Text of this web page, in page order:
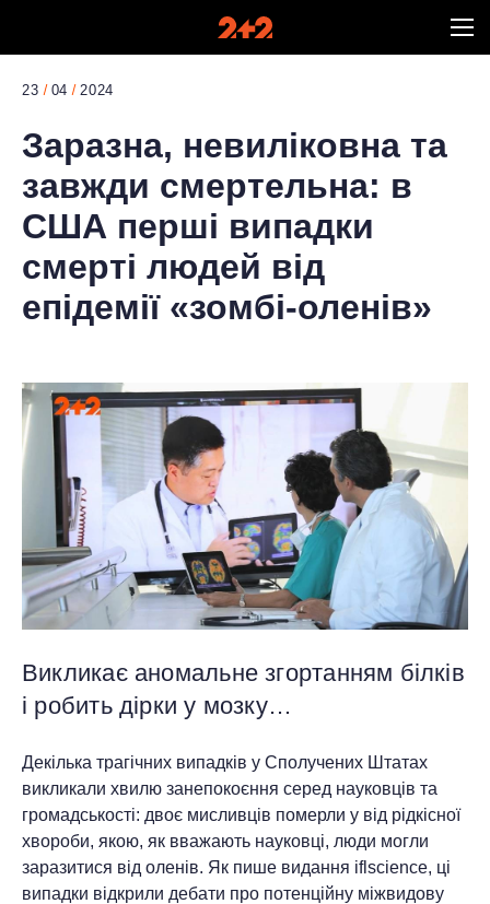
23 04 2024
Заразна, невиліковна та
завжди смертельна: в
США перші випадки
смерті людей від
епідемії «зомбі-оленів»
Викликає аномальне згортанням білків
і робить дірки у мозку…
Декілька трагічних випадків у Сполучених Штатах
викликали хвилю занепокоєння серед науковців та
громадськості: двоє мисливців померли у від рідкісної
хвороби, якою, як вважають науковці, люди могли
заразитися від оленів. Як пише видання iflscience, ці
випадки відкрили дебати про потенційну міжвидову